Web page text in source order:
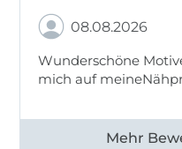
08.08.2026
Wunderschöne Motive,
mich auf
Alle 82990